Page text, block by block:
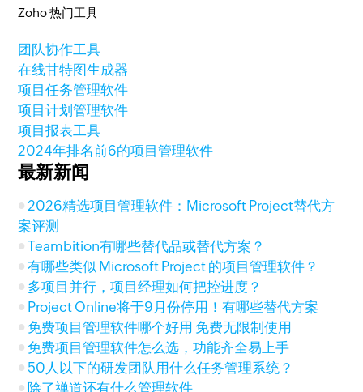
Zoho 热门工具
团队协作工具
在线甘特图生成器
项目任务管理软件
项目计划管理软件
项目报表工具
2024年排名前6的项目管理软件
最新新闻
2026精选项目管理软件：Microsoft Project替代方
案评测
Teambition有哪些替代品或替代方案？
有哪些类似 Microsoft Project 的项目管理软件？
多项目并行，项目经理如何把控进度？
Project Online将于9月份停用！有哪些替代方案
免费项目管理软件哪个好用 免费无限制使用
免费项目管理软件怎么选，功能齐全易上手
50人以下的研发团队用什么任务管理系统？
除了禅道还有什么管理软件